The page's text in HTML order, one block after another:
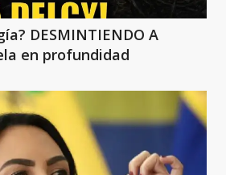
DESMINTIENDO A
en profundidad